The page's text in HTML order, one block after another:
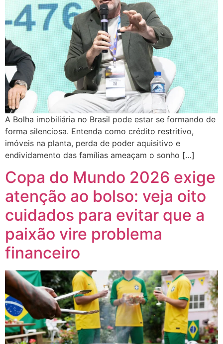
A Bolha imobiliária no Brasil pode estar se formando de
forma silenciosa. Entenda como crédito restritivo,
imóveis na planta, perda de poder aquisitivo e
endividamento das famílias ameaçam o sonho […]
Copa do Mundo 2026 exige
atenção ao bolso: veja oito
cuidados para evitar que a
paixão vire problema
financeiro